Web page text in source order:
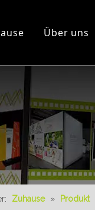
Über uns
Zuhause » Produkt